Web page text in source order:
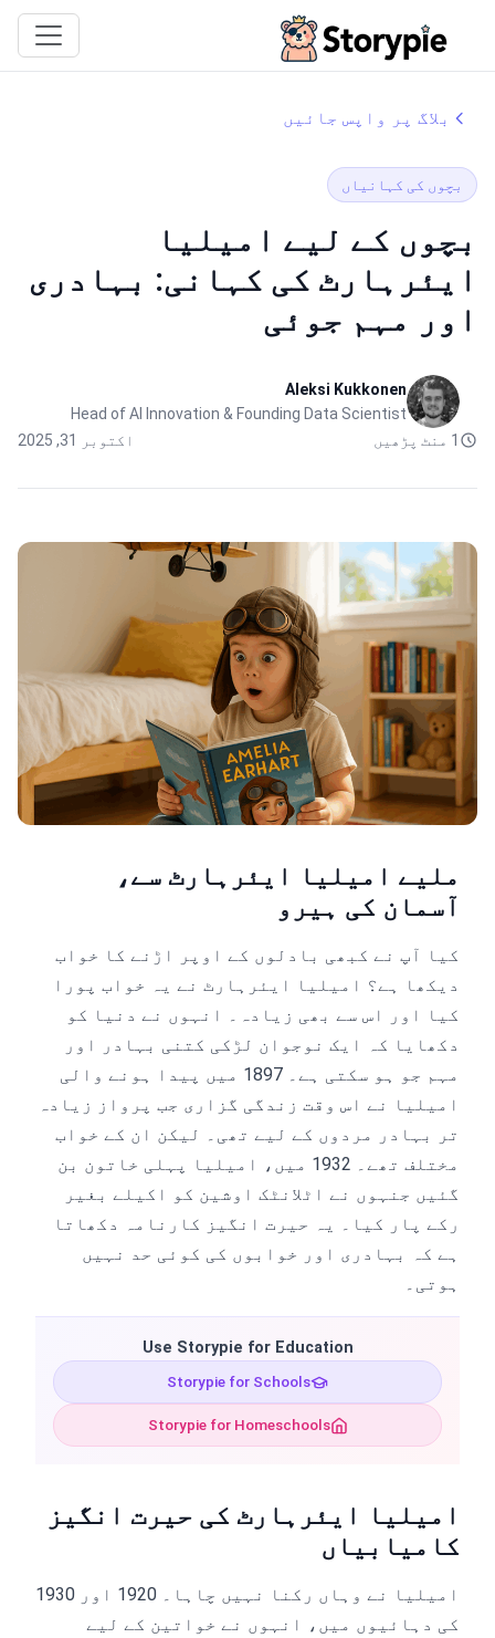
بلاگ پر واپس جائیں
بچوں کی کہانیاں
بچوں کے لیے امیلیا
ایئرہارٹ کی کہانی: بہادری
اور مہم جوئی
Aleksi Kukkonen
Head of AI Innovation & Founding Data Scientist
1 منٹ پڑھیں
اکتوبر 31, 2025
ملیے امیلیا ایئرہارٹ سے،
آسمان کی ہیرو
کیا آپ نے کبھی بادلوں کے اوپر اڑنے کا خواب
دیکھا ہے؟ امیلیا ایئرہارٹ نے یہ خواب پورا
کیا اور اس سے بھی زیادہ۔ انہوں نے دنیا کو
دکھایا کہ ایک نوجوان لڑکی کتنی بہادر اور
مہم جو ہو سکتی ہے۔ 1897 میں پیدا ہونے والی
امیلیا نے اس وقت زندگی گزاری جب پرواز زیادہ
تر بہادر مردوں کے لیے تھی۔ لیکن ان کے خواب
مختلف تھے۔ 1932 میں، امیلیا پہلی خاتون بن
گئیں جنہوں نے اٹلانٹک اوشین کو اکیلے بغیر
رکے پار کیا۔ یہ حیرت انگیز کارنامہ دکھاتا
ہے کہ بہادری اور خوابوں کی کوئی حد نہیں
ہوتی۔
Use Storypie for Education
Storypie for Schools
Storypie for Homeschools
امیلیا ایئرہارٹ کی حیرت انگیز
کامیابیاں
امیلیا نے وہاں رکنا نہیں چاہا۔ 1920 اور 1930
کی دہائیوں میں، انہوں نے خواتین کے لیے